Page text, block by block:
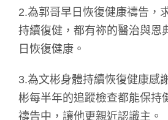
2.為郭哥早日恢復健康禱告，
持續復健，都有祢的醫治與恩
日恢復健康。
3.為文彬身體持續恢復健康感
彬每半年的追蹤檢查都能保持
禱告中，讓他更親近認識主。